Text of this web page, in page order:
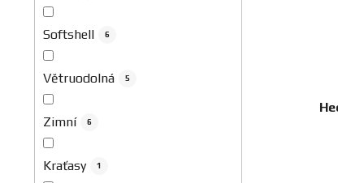
Softshell 6
Větruodolná 5
Zimní 6
Kraťasy 1